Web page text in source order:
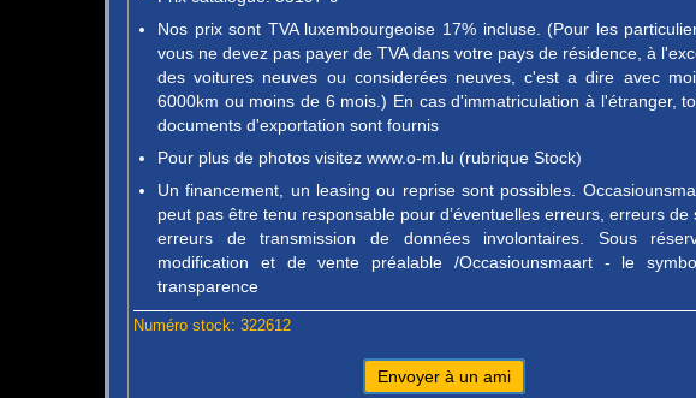
Nos prix sont TVA luxembourgeoise 17% incluse. (Pour les
vous ne devez pas payer de TVA dans votre pays de résidence, à
des voitures neuves ou considerées neuves, c'est a dire avec
6000km ou moins de 6 mois.) En cas d'immatriculation à l'étranger,
documents d'exportation sont fournis
Pour plus de photos visitez www.o-m.lu (rubrique Stock)
Un financement, un leasing ou reprise sont possibles.
peut pas être tenu responsable pour d’éventuelles erreurs, erreurs de
erreurs de transmission de données involontaires. Sous
modification et de vente préalable /Occasiounsmaart - le
transparence
Numéro stock: 322612
Envoyer à un ami